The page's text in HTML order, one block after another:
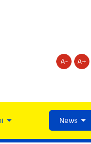
A- A+
News